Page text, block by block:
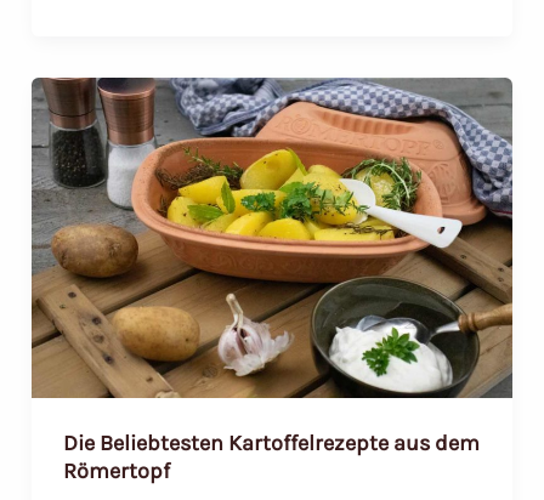
Napoleonische
Pizza:
Ein
italienischer
Schatz
Die Beliebtesten Kartoffelrezepte aus dem
Römertopf